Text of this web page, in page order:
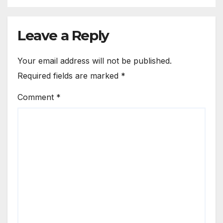
Leave a Reply
Your email address will not be published.
Required fields are marked *
Comment *